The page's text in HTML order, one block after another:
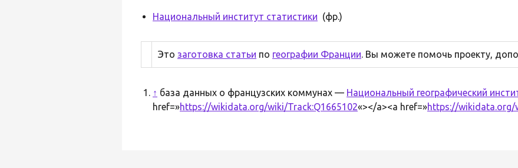
Национальный институт статистики (фр.)
Это заготовка статьи по географии Франции. Вы можете помочь проекту,
↑ база данных о французских коммунах — Национальный географический
href=»https://wikidata.org/wiki/Track:Q1665102«></a><a href=»https://wikidata.org/